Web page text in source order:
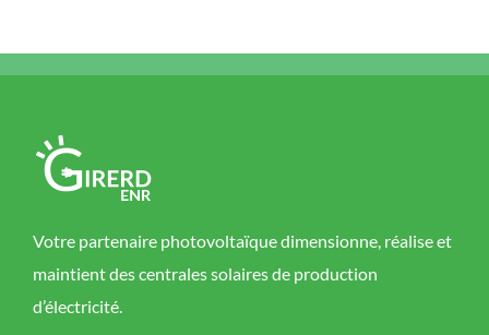
Votre partenaire photovoltaïque dimensionne, réalise et
maintient des centrales solaires de production
d’électricité.